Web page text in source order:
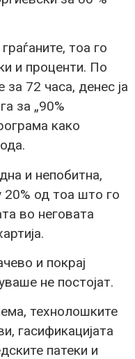
тоа го
и проценти. По
за 72 часа, денес ја
за „90%
како
и непобитна,
20% од тоа што го
во неговата
и покрај
не постојат.
технолошките
гасификацијата
патеки и